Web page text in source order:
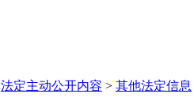
法定主动公开内容 > 其他法定信息